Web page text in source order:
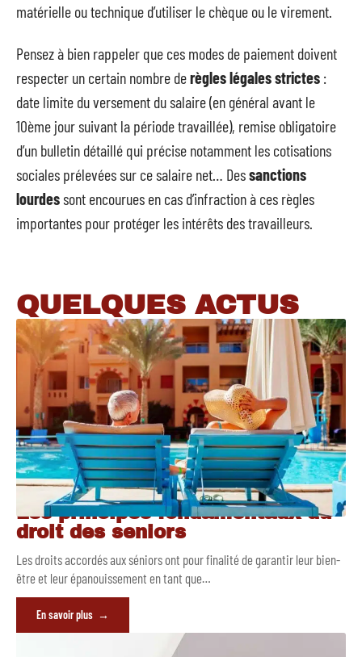
matérielle ou technique d’utiliser le chèque ou le virement.
Pensez à bien rappeler que ces modes de paiement doivent
respecter un certain nombre derègles légales strictes :
date limite du versement du salaire (en général avant le
10ème jour suivant la période travaillée), remise obligatoire
d’un bulletin détaillé qui précise notamment les cotisations
sociales prélevées sur ce salaire net… Dessanctions
lourdessont encourues en cas d’infraction à ces règles
importantes pour protéger les intérêts des travailleurs.
QUELQUES ACTUS
Les principes fondamentaux du
droit des seniors
Les droits accordés aux séniors ont pour finalité de garantir leur bien-
être et leur épanouissement en tant que…
En savoir plus